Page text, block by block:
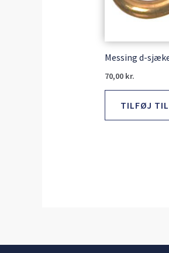
Messing d-
70,00 kr.
TILFØJ TIL